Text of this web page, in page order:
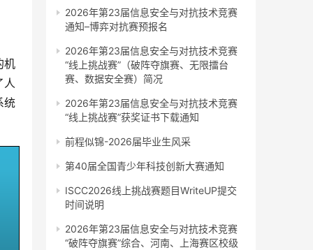
机
人
统
2026年第23届信息安全与对抗技术竞赛
通知–博弈对抗赛预报名
2026年第23届信息安全与对抗技术竞赛
“线上挑战赛”（破阵夺旗赛、无限擂台
赛、数据安全赛）简况
2026年第23届信息安全与对抗技术竞赛
“线上挑战赛”获奖证书下载通知
前程似锦-2026届毕业生风采
第40届全国青少年科技创新大赛通知
ISCC2026线上挑战赛题目WriteUP提交
时间说明
2026年第23届信息安全与对抗技术竞赛
“破阵夺旗赛”综合、河南、上海赛区校级